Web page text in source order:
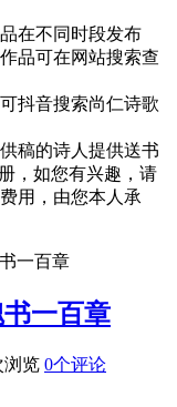
在不同时段发布
品可在网站搜索查
抖音搜索尚仁诗歌
稿的诗人提供送书
，如您有兴趣，请
用，由您本人承
一百章
一百章
浏览 0个评论